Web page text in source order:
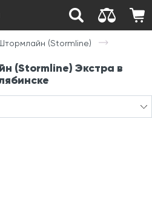
(Stormline)
(Stormline) Экстра в